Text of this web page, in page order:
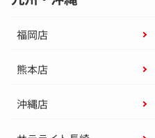
福岡店
熊本店
沖縄店